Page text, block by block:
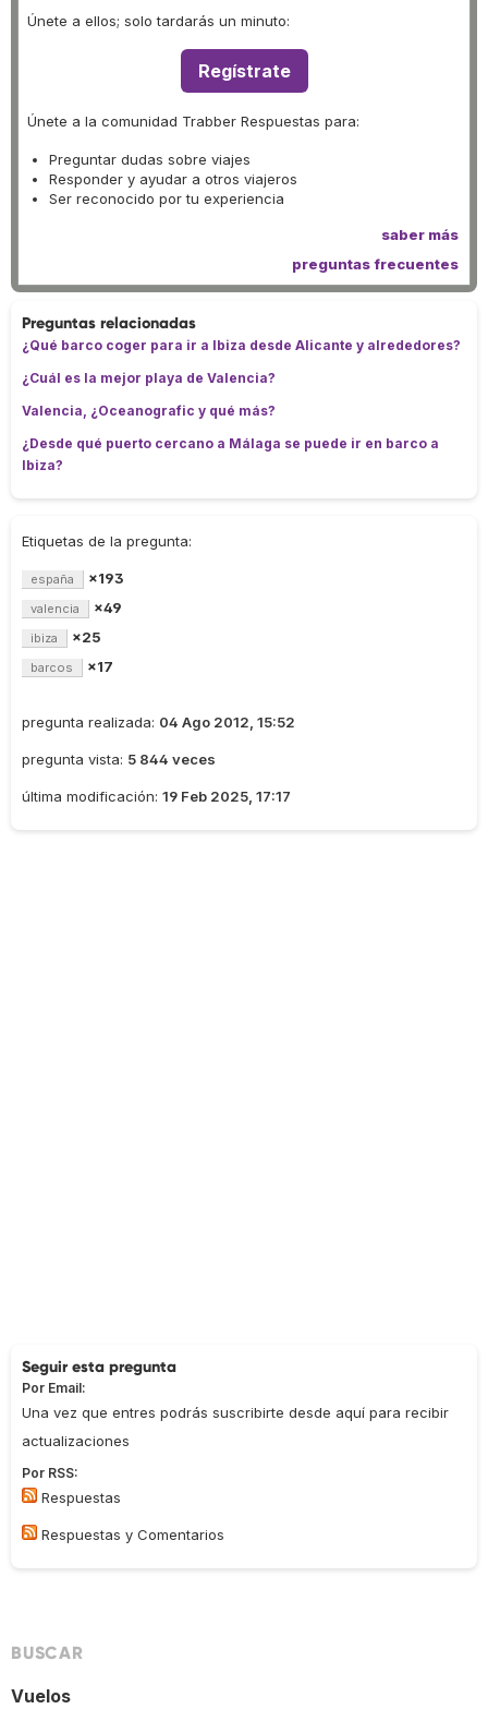
Únete a ellos; solo tardarás un minuto:
Regístrate
Únete a la comunidad Trabber Respuestas para:
Preguntar dudas sobre viajes
Responder y ayudar a otros viajeros
Ser reconocido por tu experiencia
saber más
preguntas frecuentes
Preguntas relacionadas
¿Qué barco coger para ir a Ibiza desde Alicante y alrededores?
¿Cuál es la mejor playa de Valencia?
Valencia, ¿Oceanografic y qué más?
¿Desde qué puerto cercano a Málaga se puede ir en barco a
Ibiza?
Etiquetas de la pregunta:
españa ×193
valencia ×49
ibiza ×25
barcos ×17
pregunta realizada: 04 Ago 2012, 15:52
pregunta vista: 5 844 veces
última modificación: 19 Feb 2025, 17:17
Seguir esta pregunta
Por Email:
Una vez que entres podrás suscribirte desde aquí para recibir
actualizaciones
Por RSS:
Respuestas
Respuestas y Comentarios
BUSCAR
Vuelos